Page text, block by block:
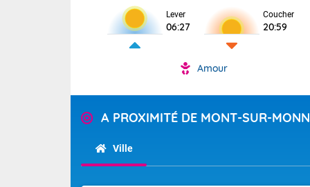
Lever
06:27
Coucher
20:59
Amour
A PROXIMITÉ DE MONT-SUR-
Ville
Voici les
: 20/27 Paris
Clermont-Fd
Limoges :
Lille : 24/34
Temps
Alpes-